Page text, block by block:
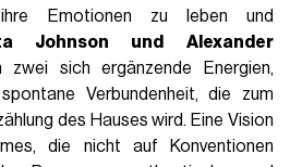
Emotionen zu leben und
Johnson und Alexander
zwei sich ergänzende Energien,
Verbundenheit, die zum
des Hauses wird. Eine Vision
die nicht auf Konventionen